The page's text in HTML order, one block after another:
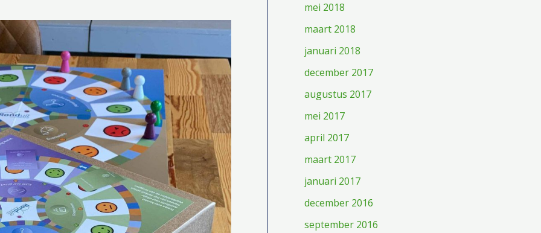
mei 2018
maart 2018
januari 2018
december 2017
augustus 2017
mei 2017
april 2017
maart 2017
januari 2017
december 2016
september 2016